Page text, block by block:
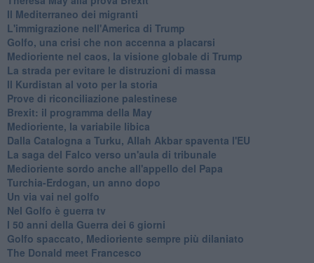
Il Mediterraneo dei migranti
L'immigrazione nell'America di Trump
Golfo, una crisi che non accenna a placarsi
Medioriente nel caos, la visione globale di Trump
La strada per evitare le distruzioni di massa
Il Kurdistan al voto per la storia
Prove di riconciliazione palestinese
Brexit: il programma della May
Medioriente, la variabile libica
Dalla Catalogna a Turku, Allah Akbar spaventa l'EU
La saga del Falco verso un'aula di tribunale
Medioriente sordo anche all'appello del Papa
Turchia-Erdogan, un anno dopo
Un via vai nel golfo
Nel Golfo è guerra tv
I 50 anni della Guerra dei 6 giorni
Golfo spaccato, Medioriente sempre più dilaniato
The Donald meet Francesco